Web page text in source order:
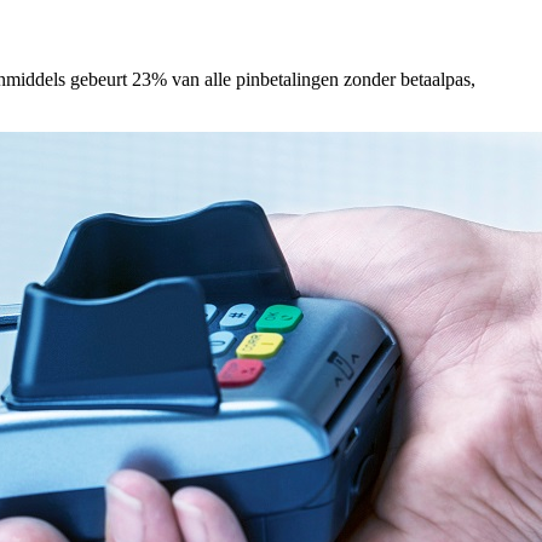
gebeurt 23% van alle pinbetalingen zonder betaalpas,